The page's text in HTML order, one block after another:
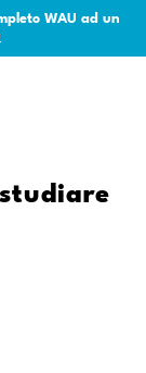
WAU ad un